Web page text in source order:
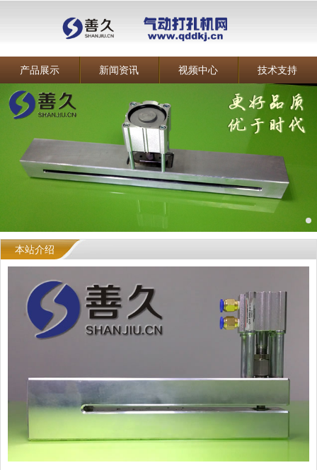
产品展示 新闻资讯 视频中心 技术支持
本站介绍